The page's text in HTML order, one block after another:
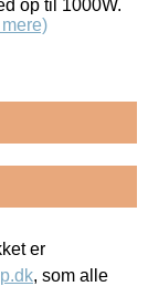
op til 1000W.
er
, som alle